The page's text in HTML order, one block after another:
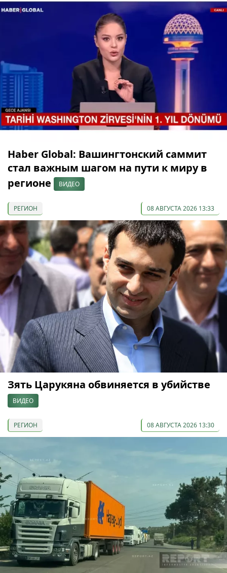
Haber Global: Вашингтонский саммит
стал важным шагом на пути к миру в
регионе
ВИДЕО
РЕГИОН 08 АВГУСТА 2026 13:33
Зять Царукяна обвиняется в убийстве
ВИДЕО
РЕГИОН 08 АВГУСТА 2026 13:30